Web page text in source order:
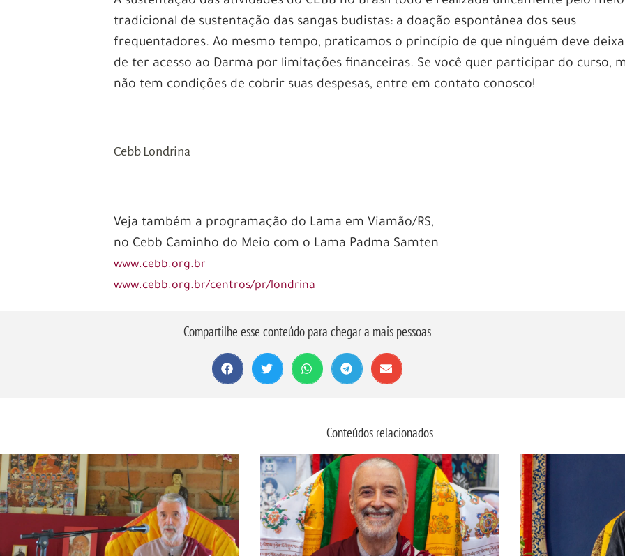
tradicional de sustentação das sangas budistas: a doação espontânea dos seus
frequentadores. Ao mesmo tempo, praticamos o princípio de que ninguém deve
de ter acesso ao Darma por limitações financeiras. Se você quer participar do curso,
não tem condições de cobrir suas despesas, entre em contato conosco!
Cebb Londrina
Veja também a programação do Lama em Viamão/RS,
no Cebb Caminho do Meio com o Lama Padma Samten
www.cebb.org.br
www.cebb.org.br/centros/pr/londrina
Compartilhe esse conteúdo para chegar a mais pessoas
Conteúdos relacionados